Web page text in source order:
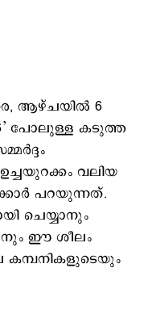
ആഴ്ചയിൽ 6
പോലുള്ള കടുത്ത
വലിയ
പറയുന്നത്.
ചെയ്യാനും
ഈ ശീലം